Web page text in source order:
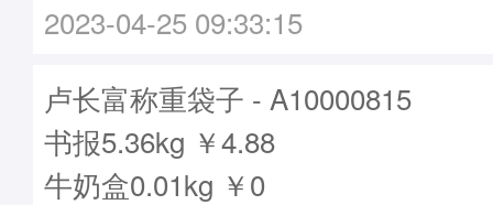
2023-04-25 09:33:15
卢长富称重袋子 - A10000815
书报5.36kg ￥4.88
牛奶盒0.01kg ￥0